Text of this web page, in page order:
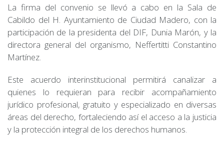
La firma del convenio se llevó a cabo en la Sala de
Cabildo del H. Ayuntamiento de Ciudad Madero, con la
participación de la presidenta del DIF, Dunia Marón, y la
directora general del organismo, Neffertitti Constantino
Martínez.
Este acuerdo interinstitucional permitirá canalizar a
quienes lo requieran para recibir acompañamiento
jurídico profesional, gratuito y especializado en diversas
áreas del derecho, fortaleciendo así el acceso a la justicia
y la protección integral de los derechos humanos.